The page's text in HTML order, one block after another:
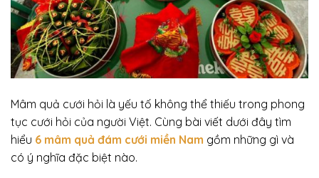
Mâm quả cưới hỏi là yếu tố không thể thiếu trong phong
tục cưới hỏi của người Việt. Cùng bài viết dưới đây tìm
hiểu 6 mâm quả đám cưới miền Nam gồm những gì và
có ý nghĩa đặc biệt nào.